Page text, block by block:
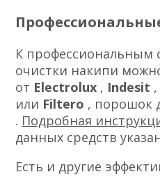
К профессиональным
очистки накипи
от Electrolux , Indesit
или Filtero , порошок
. Подробная
данных средств
Есть и другие